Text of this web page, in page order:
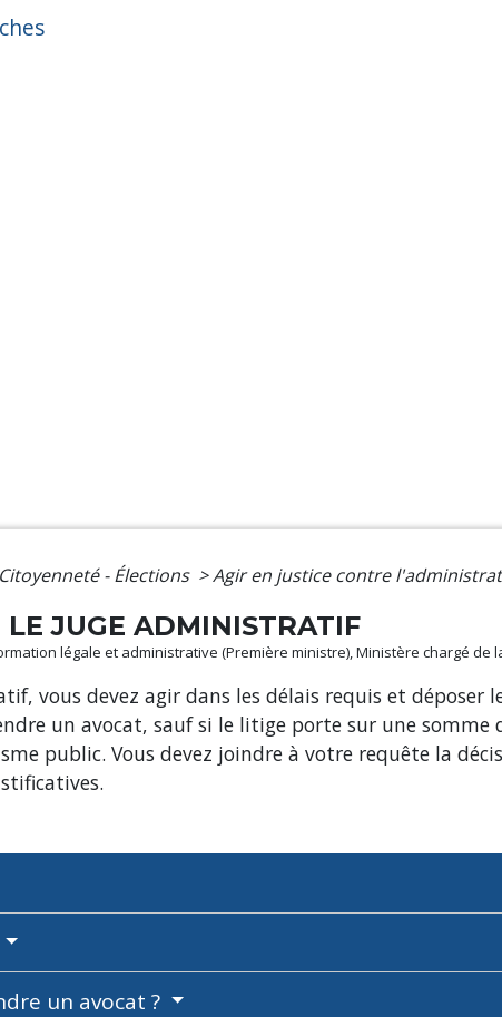
- Élections >Agir en justice contre
LE JUGE ADMINISTRATIF
légale et administrative (Première ministre), Ministère chargé de
vous devez agir dans les délais requis et
un avocat, sauf si le litige porte sur une
public. Vous devez joindre à votre requête la
un avocat ?